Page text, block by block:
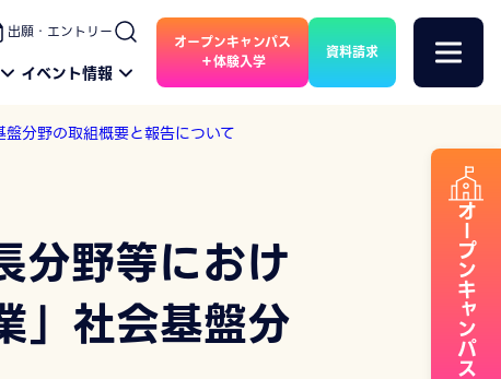
出願・エントリー
イベント情報
オープンキャンパス
＋体験入学
資料請求
分野の取組概要と報告について
分野等におけ
」社会基盤分
オープンキャンパス